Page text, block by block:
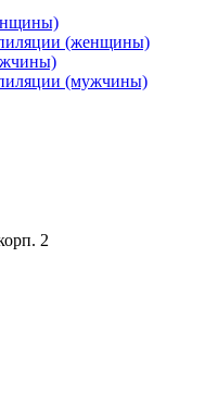
(женщины)
(мужчины)
2